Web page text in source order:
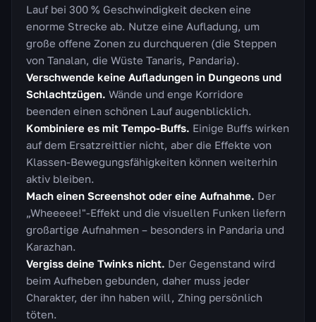
Lauf bei 300 % Geschwindigkeit decken eine
enorme Strecke ab. Nutze eine Aufladung, um
große offene Zonen zu durchqueren (die Steppen
von Tanalan, die Wüste Tanaris, Pandaria).
Verschwende keine Aufladungen in Dungeons und
Schlachtzügen. Wände und enge Korridore
beenden einen schönen Lauf augenblicklich.
Kombiniere es mit Tempo-Buffs. Einige Buffs wirken
auf dem Ersatzreittier nicht, aber die Effekte von
Klassen-Bewegungsfähigkeiten können weiterhin
aktiv bleiben.
Mach einen Screenshot oder eine Aufnahme. Der
„Wheeeee!"-Effekt und die visuellen Funken liefern
großartige Aufnahmen – besonders in Pandaria und
Karazhan.
Vergiss deine Twinks nicht. Der Gegenstand wird
beim Aufheben gebunden, daher muss jeder
Charakter, der ihn haben will, Zhing persönlich
töten.